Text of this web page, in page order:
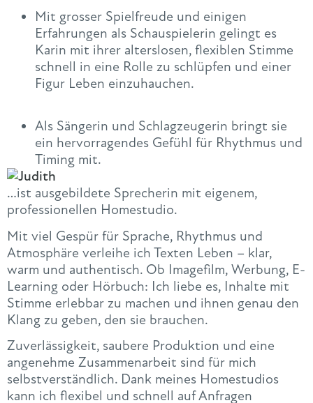
Mit grosser Spielfreude und einigen
Erfahrungen als Schauspielerin gelingt es
Karin mit ihrer alterslosen, flexiblen Stimme
schnell in eine Rolle zu schlüpfen und einer
Figur Leben einzuhauchen.
Als Sängerin und Schlagzeugerin bringt sie
ein hervorragendes Gefühl für Rhythmus und
Timing mit.
…ist ausgebildete Sprecherin mit eigenem,
professionellen Homestudio.
Mit viel Gespür für Sprache, Rhythmus und
Atmosphäre verleihe ich Texten Leben – klar,
warm und authentisch. Ob Imagefilm, Werbung, E-
Learning oder Hörbuch: Ich liebe es, Inhalte mit
Stimme erlebbar zu machen und ihnen genau den
Klang zu geben, den sie brauchen.
Zuverlässigkeit, saubere Produktion und eine
angenehme Zusammenarbeit sind für mich
selbstverständlich. Dank meines Homestudios
kann ich flexibel und schnell auf Anfragen